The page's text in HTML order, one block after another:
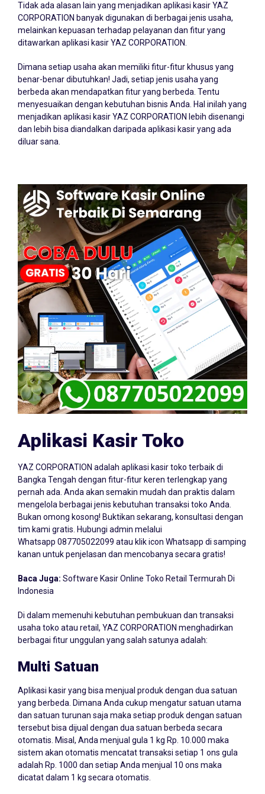
Tidak ada alasan lain yang menjadikan aplikasi kasir YAZ
CORPORATION banyak digunakan di berbagai jenis usaha,
melainkan kepuasan terhadap pelayanan dan fitur yang
ditawarkan aplikasi kasir YAZ CORPORATION.
Dimana setiap usaha akan memiliki fitur-fitur khusus yang
benar-benar dibutuhkan! Jadi, setiap jenis usaha yang
berbeda akan mendapatkan fitur yang berbeda. Tentu
menyesuaikan dengan kebutuhan bisnis Anda. Hal inilah yang
menjadikan aplikasi kasir YAZ CORPORATION lebih disenangi
dan lebih bisa diandalkan daripada aplikasi kasir yang ada
diluar sana.
Aplikasi Kasir Toko
YAZ CORPORATION adalah aplikasi kasir toko terbaik di
Bangka Tengah dengan fitur-fitur keren terlengkap yang
pernah ada. Anda akan semakin mudah dan praktis dalam
mengelola berbagai jenis kebutuhan transaksi toko Anda.
Bukan omong kosong! Buktikan sekarang, konsultasi dengan
tim kami gratis. Hubungi admin melalui
Whatsapp 087705022099 atau klik icon Whatsapp di samping
kanan untuk penjelasan dan mencobanya secara gratis!
Baca Juga: Software Kasir Online Toko Retail Termurah Di
Indonesia
Di dalam memenuhi kebutuhan pembukuan dan transaksi
usaha toko atau retail, YAZ CORPORATION menghadirkan
berbagai fitur unggulan yang salah satunya adalah:
Multi Satuan
Aplikasi kasir yang bisa menjual produk dengan dua satuan
yang berbeda. Dimana Anda cukup mengatur satuan utama
dan satuan turunan saja maka setiap produk dengan satuan
tersebut bisa dijual dengan dua satuan berbeda secara
otomatis. Misal, Anda menjual gula 1 kg Rp. 10.000 maka
sistem akan otomatis mencatat transaksi setiap 1 ons gula
adalah Rp. 1000 dan setiap Anda menjual 10 ons maka
dicatat dalam 1 kg secara otomatis.